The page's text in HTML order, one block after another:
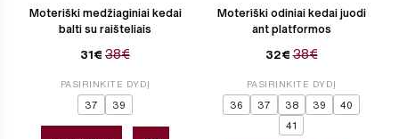
Moteriški medžiaginiai kedai
balti su raišteliais
31€ 38€
PASIRINKITE DYDĮ
37 39
Moteriški odiniai kedai juodi
ant platformos
32€ 38€
PASIRINKITE DYDĮ
36 37 38 39 40
41